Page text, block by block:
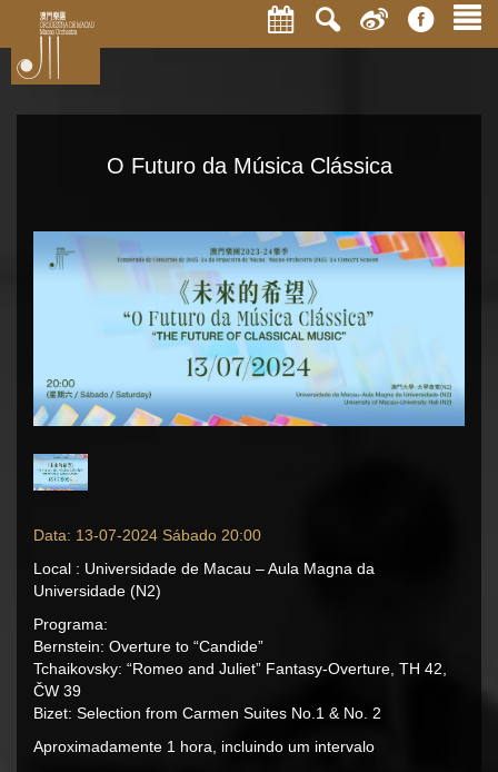
O Futuro da Música Clássica
Data: 13-07-2024 Sábado 20:00
Local : Universidade de Macau – Aula Magna da
Universidade (N2)
Programa:
Bernstein: Overture to “Candide”
Tchaikovsky: “Romeo and Juliet” Fantasy-Overture, TH 42,
ČW 39
Bizet: Selection from Carmen Suites No.1 & No. 2
Aproximadamente 1 hora, incluindo um intervalo